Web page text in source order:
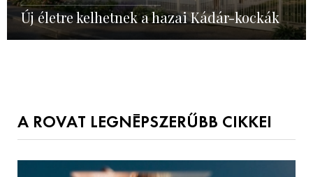
Új életre kelhetnek a hazai Kádár-kockák
A ROVAT LEGNÉPSZERŰBB CIKKEI